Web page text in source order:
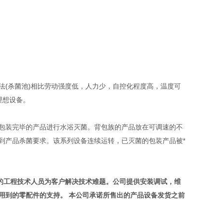
菌池)相比劳动强度低，人力少，自控化程度高，温度可
设备。
完毕的产品进行水浴灭菌。背包族的产品放在可调速的不
品杀菌要求。该系列设备连续运转，已灭菌的包装产品被*
程技术人员为客户解决技术难题。公司提供安装调试，维
的零配件的支持。 本公司承诺所售出的产品设备发货之前